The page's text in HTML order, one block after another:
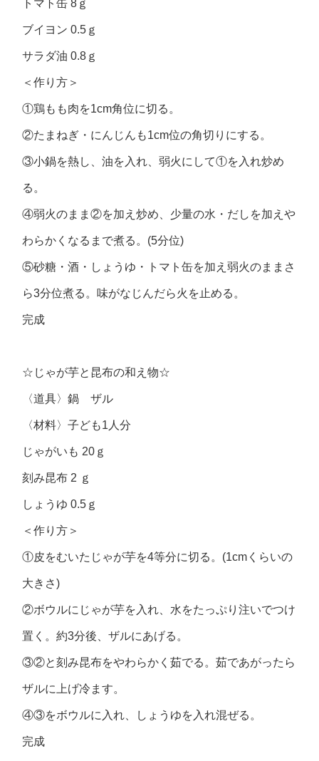
トマト缶 8ｇ
ブイヨン 0.5ｇ
サラダ油 0.8ｇ
＜作り方＞
①鶏もも肉を1cm角位に切る。
②たまねぎ・にんじんも1cm位の角切りにする。
③小鍋を熱し、油を入れ、弱火にして①を入れ炒め
る。
④弱火のまま②を加え炒め、少量の水・だしを加えや
わらかくなるまで煮る。(5分位)
⑤砂糖・酒・しょうゆ・トマト缶を加え弱火のままさ
ら3分位煮る。味がなじんだら火を止める。
完成
☆じゃが芋と昆布の和え物☆
〈道具〉鍋 ザル
〈材料〉子ども1人分
じゃがいも 20ｇ
刻み昆布 2 ｇ
しょうゆ 0.5ｇ
＜作り方＞
①皮をむいたじゃが芋を4等分に切る。(1cmくらいの
大きさ)
②ボウルにじゃが芋を入れ、水をたっぷり注いでつけ
置く。約3分後、ザルにあげる。
③②と刻み昆布をやわらかく茹でる。茹であがったら
ザルに上げ冷ます。
④③をボウルに入れ、しょうゆを入れ混ぜる。
完成